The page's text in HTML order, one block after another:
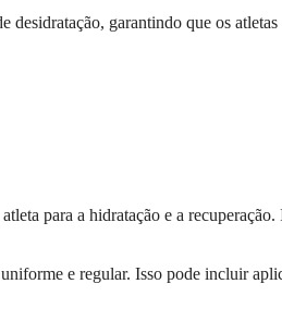
garantindo que os
para a hidratação e a
e regular. Isso pode incluir